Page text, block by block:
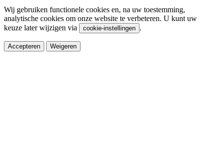
Wij gebruiken functionele cookies en, na uw toestemming,
analytische cookies om onze website te verbeteren. U kunt uw
keuze later wijzigen via
cookie-instellingen .
Accepteren Weigeren